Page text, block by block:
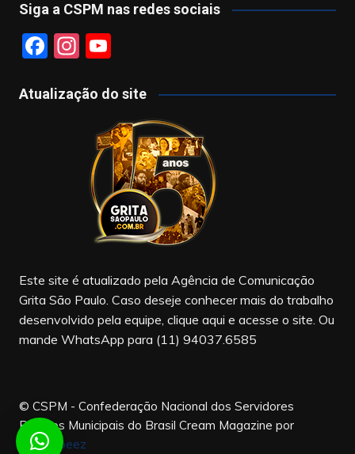
Siga a CSPM nas redes sociais
F
c
In
a
m
Y
u
T
u
b
e
Atualização do site
Este site é atualizado pela Agência de Comunicação
Grita São Paulo. Caso deseje conhecer mais do trabalho
desenvolvido pela equipe, clique aqui e acesse o site. Ou
mande WhatsApp para (11) 94037.6585
© CSPM - Confederação Nacional dos Servidores
Públicos Municipais do Brasil Cream Magazine por
Themebeez